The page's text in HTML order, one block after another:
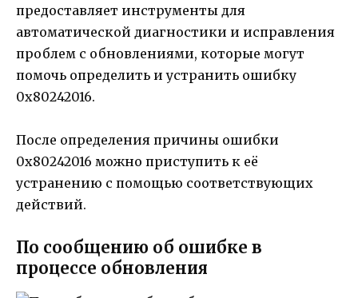
предоставляет инструменты для
автоматической диагностики и исправления
проблем с обновлениями, которые могут
помочь определить и устранить ошибку
0x80242016.
После определения причины ошибки
0x80242016 можно приступить к её
устранению с помощью соответствующих
действий.
По сообщению об ошибке в
процессе обновления